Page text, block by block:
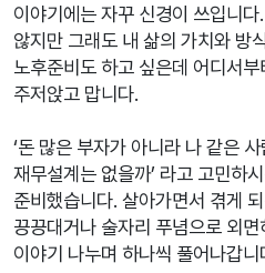
이야기에는 자꾸 신경이 쓰입니
않지만 그래도 내 삶의 가치와 방
노후준비도 하고 싶은데 어디서
주저앉고 맙니다.
‘돈 많은 부자가 아니라 나 같은
재무설계는 없을까’ 라고 고민하
준비했습니다. 살아가면서 겪게
끙끙대거나 술자리 푸념으로 외
이야기 나누며 하나씩 풀어나갑니